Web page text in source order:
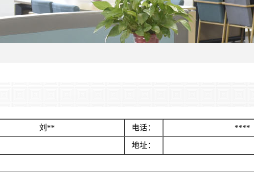
刘** 电话： ****
地址：